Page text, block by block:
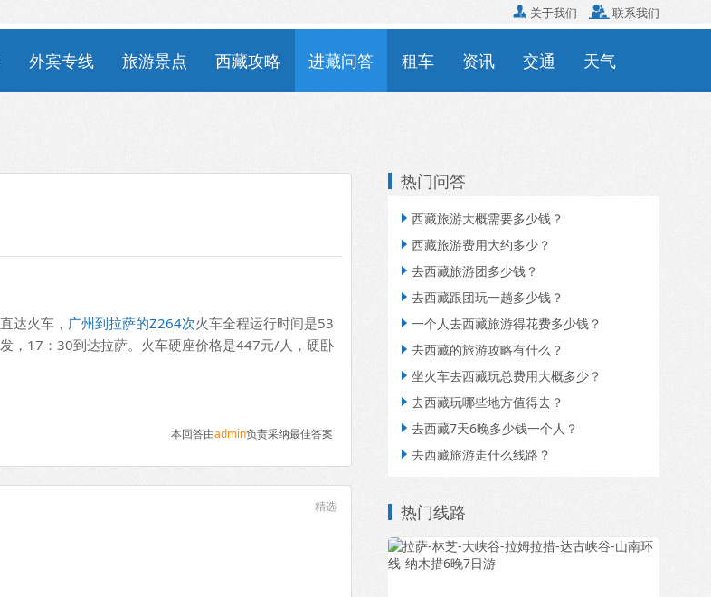
 关于我们  联系我们
外宾专线 旅游景点 西藏攻略 进藏问答 租车 资讯 交通 天气
达火车， 广州到拉萨的Z264次火车全程运行时间是53
，17：30到达拉萨。火车硬座价格是447元/人，硬卧
本回答由admin负责采纳最佳答案
精选
热门问答
 西藏旅游大概需要多少钱？
 西藏旅游费用大约多少？
 去西藏旅游团多少钱？
 去西藏跟团玩一趟多少钱？
 一个人去西藏旅游得花费多少钱？
 去西藏的旅游攻略有什么？
 坐火车去西藏玩总费用大概多少？
 去西藏玩哪些地方值得去？
 去西藏7天6晚多少钱一个人？
 去西藏旅游走什么线路？
热门线路